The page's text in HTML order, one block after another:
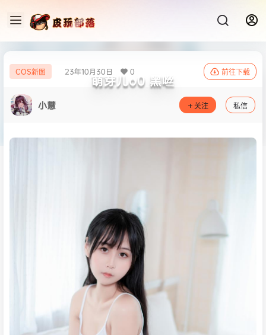
萌芽儿o0 黑咝
COS新图 23年10月30日 0 前往下载
小慧 关注 私信